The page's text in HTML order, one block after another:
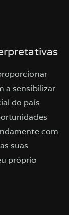
a sensibilizar
do país
com
suas
próprio